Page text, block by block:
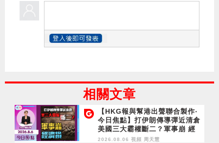
相關文章
【HKG報與幫港出聲聯合製作‧
今日焦點】打伊朗傳導彈近清倉
美國三大霸權斷二？軍事崩 經
濟損
2026.08.06 視頻 周天慧